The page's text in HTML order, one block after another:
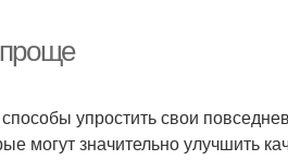
упростить свои
могут значительно улучшить